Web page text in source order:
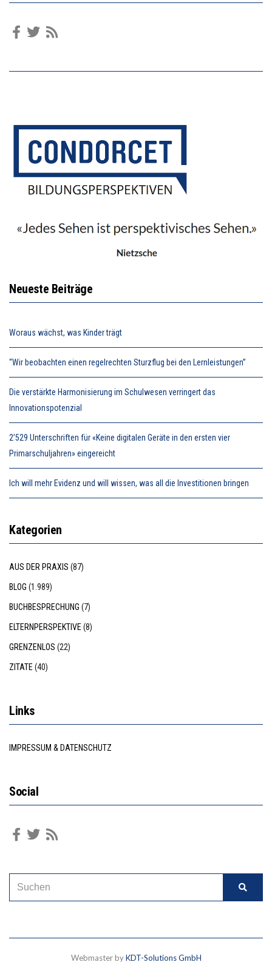
Neueste Beiträge
Woraus wächst, was Kinder trägt
“Wir beobachten einen regelrechten Sturzflug bei den Lernleistungen”
Die verstärkte Harmonisierung im Schulwesen verringert das
Innovationspotenzial
2’529 Unterschriften für «Keine digitalen Geräte in den ersten vier
Primarschuljahren» eingereicht
Ich will mehr Evidenz und will wissen, was all die Investitionen bringen
Kategorien
AUS DER PRAXIS (87)
BLOG (1.989)
BUCHBESPRECHUNG (7)
ELTERNPERSPEKTIVE (8)
GRENZENLOS (22)
ZITATE (40)
Links
IMPRESSUM & DATENSCHUTZ
Social
Webmaster byKDT-Solutions GmbH